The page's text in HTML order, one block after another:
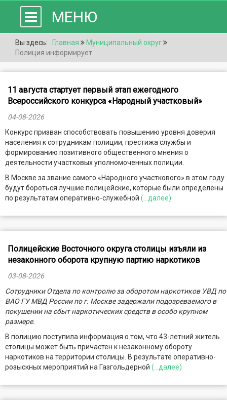
МЕНЮ
Вы здесь: Главная
Муниципальный округ
Полиция информирует
11 августа стартует первый этап ежегодного
Всероссийского конкурса «Народный участковый»
04-08-2026
Конкурс призван способствовать повышению уровня доверия
населения к сотрудникам полиции, престижа службы и
формированию позитивного общественного мнения о
деятельности участковых уполномоченных полиции.
В Москве за звание самого «Народного участкового» в этом году
будут бороться лучшие полицейские, которые были определены
по результатам оперативно-служебной (...далее)
Полицейские Восточного округа столицы изъяли из
незаконного оборота крупную партию наркотиков
03-08-2026
Сотрудники Отдела по контролю за оборотом наркотиков УВД по
ВАО ГУ МВД России по г. Москве задержали подозреваемого в
покушении на сбыт наркотических средств в особо крупном
размере.
В полицию поступила информация о том, что 43-летний житель
столицы может быть причастен к незаконному обороту
наркотиков на территории столицы. В результате оперативно-
розыскных мероприятий на Газгольдерной (...далее)